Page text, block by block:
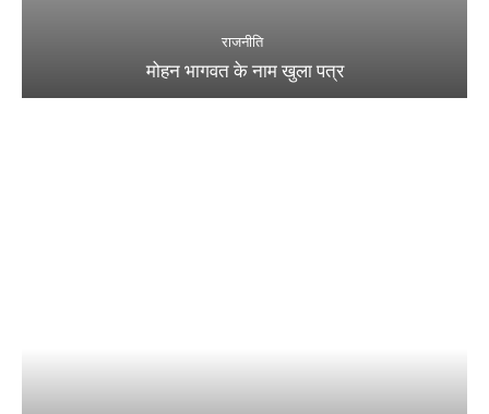
राजनीति
मोहन भागवत के नाम खुला पत्र